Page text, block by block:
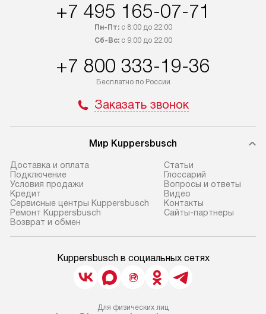
+7 495 165-07-71
Пн-Пт:с 8:00 до 22:00
Сб-Вс:с 9:00 до 22:00
+7 800 333-19-36
Бесплатно по России
Заказать звонок
Мир Kuppersbusch
Доставка и оплата
Подключение
Условия продажи
Кредит
Сервисные центры Kuppersbusch
Ремонт Kuppersbusch
Возврат и обмен
Cтатьи
Глоссарий
Вопросы и ответы
Видео
Контакты
Сайты-партнеры
Kuppersbusch в социальных сетях
Для физических лиц